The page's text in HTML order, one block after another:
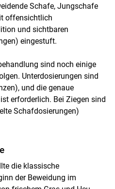
Schafe, Jungschafe
offensichtlich
und sichtbaren
eingestuft.
sind noch einige
Unterdosierungen sind
und die genaue
erforderlich. Bei Ziegen sind
Schafdosierungen)
die klassische
der Beweidung im